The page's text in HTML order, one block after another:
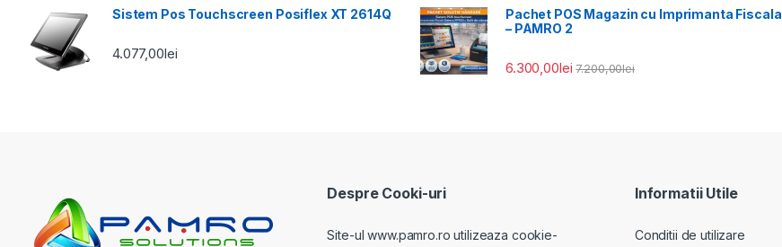
Sistem Pos Touchscreen Posiflex XT 2614Q
4.077,00lei
Pachet POS Magazin cu Imprimanta Fiscala
– PAMRO 2
6.300,00lei 7.200,00lei
Despre Cooki-uri
Site-ul www.pamro.ro utilizeaza cookie-
Informatii Utile
Conditii de utilizare